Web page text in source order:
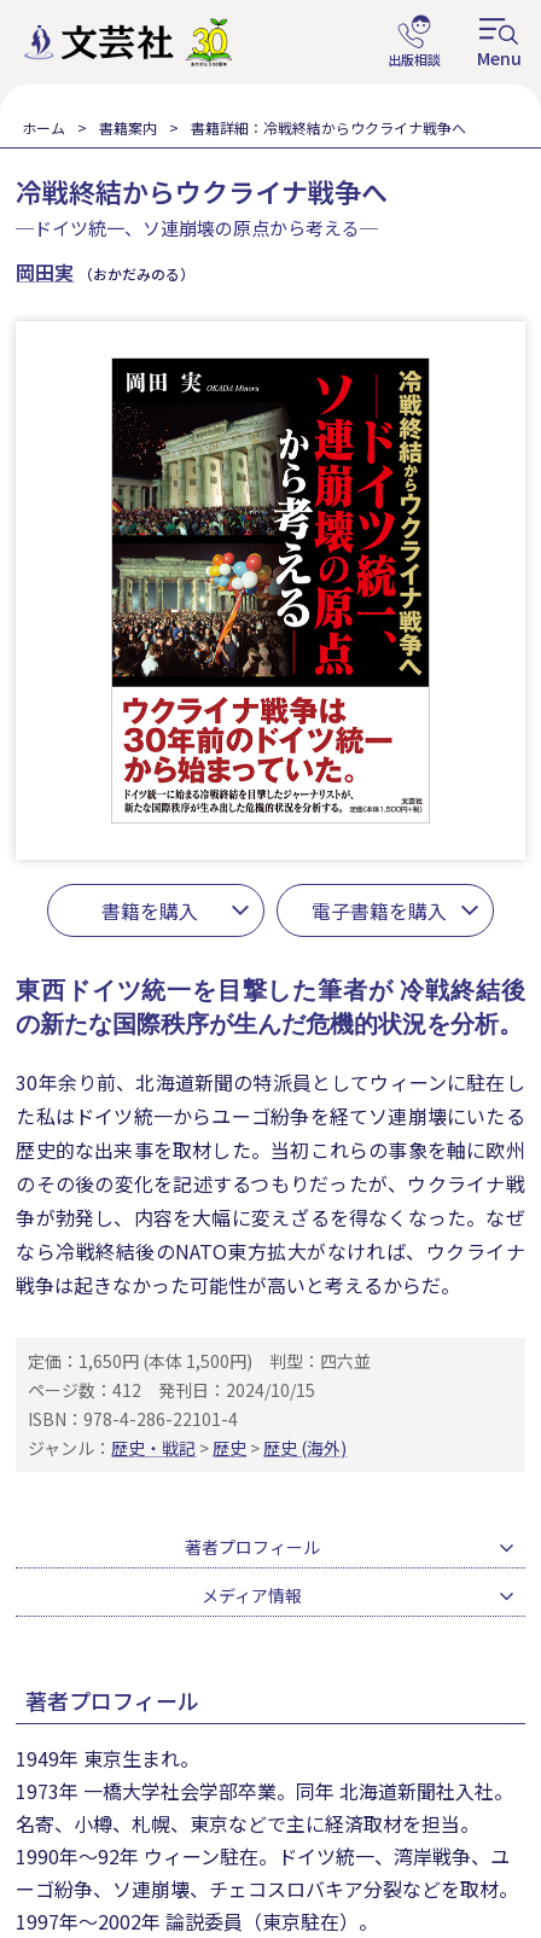
ホーム 書籍案内 書籍詳細：冷戦終結からウクライナ戦争へ
冷戦終結からウクライナ戦争へ
─ドイツ統一、ソ連崩壊の原点から考える─
岡田実 （おかだみのる）
書籍を購入 電子書籍を購入
東西ドイツ統一を目撃した筆者が冷戦終結後
の新たな国際秩序が生んだ危機的状況を分析。
30年余り前、北海道新聞の特派員としてウィーンに駐在し
た私はドイツ統一からユーゴ紛争を経てソ連崩壊にいたる
歴史的な出来事を取材した。当初これらの事象を軸に欧州
のその後の変化を記述するつもりだったが、ウクライナ戦
争が勃発し、内容を大幅に変えざるを得なくなった。なぜ
なら冷戦終結後のNATO東方拡大がなければ、ウクライナ
戦争は起きなかった可能性が高いと考えるからだ。
定価：1,650円 (本体 1,500円)
判型：四六並
ページ数：412
発刊日：2024/10/15
ISBN：978-4-286-22101-4
ジャンル：歴史・戦記 >歴史 >歴史 (海外)
著者プロフィール
メディア情報
著者プロフィール
1949年 東京生まれ。
1973年 一橋大学社会学部卒業。同年 北海道新聞社入社。
名寄、小樽、札幌、東京などで主に経済取材を担当。
1990年～92年 ウィーン駐在。ドイツ統一、湾岸戦争、ユ
ーゴ紛争、ソ連崩壊、チェコスロバキア分裂などを取材。
1997年～2002年 論説委員（東京駐在）。